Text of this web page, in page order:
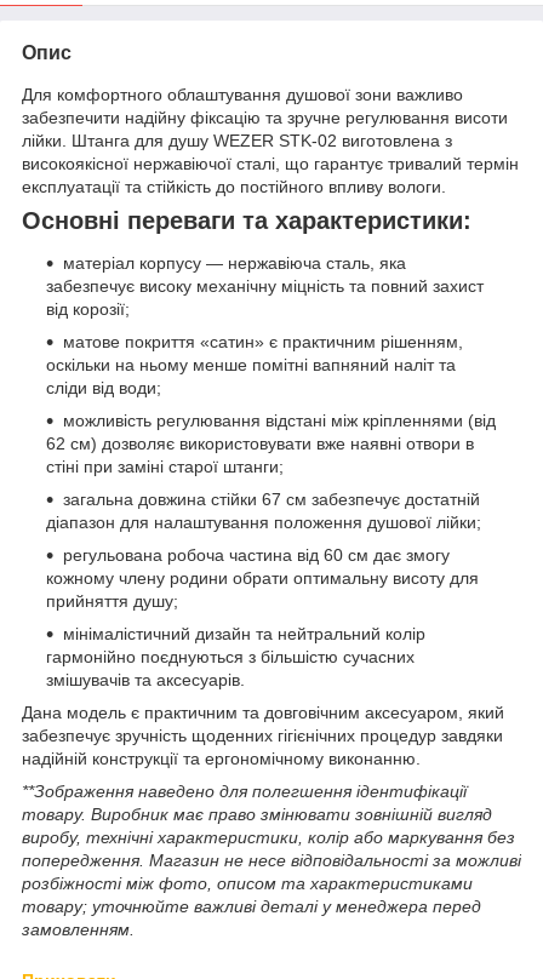
Опис
Для комфортного облаштування душової зони важливо
забезпечити надійну фіксацію та зручне регулювання висоти
лійки. Штанга для душу WEZER STK-02 виготовлена з
високоякісної нержавіючої сталі, що гарантує тривалий термін
експлуатації та стійкість до постійного впливу вологи.
Основні переваги та характеристики:
матеріал корпусу — нержавіюча сталь, яка
забезпечує високу механічну міцність та повний захист
від корозії;
матове покриття «сатин» є практичним рішенням,
оскільки на ньому менше помітні вапняний наліт та
сліди від води;
можливість регулювання відстані між кріпленнями (від
62 см) дозволяє використовувати вже наявні отвори в
стіні при заміні старої штанги;
загальна довжина стійки 67 см забезпечує достатній
діапазон для налаштування положення душової лійки;
регульована робоча частина від 60 см дає змогу
кожному члену родини обрати оптимальну висоту для
прийняття душу;
мінімалістичний дизайн та нейтральний колір
гармонійно поєднуються з більшістю сучасних
змішувачів та аксесуарів.
Дана модель є практичним та довговічним аксесуаром, який
забезпечує зручність щоденних гігієнічних процедур завдяки
надійній конструкції та ергономічному виконанню.
**Зображення наведено для полегшення ідентифікації
товару. Виробник має право змінювати зовнішній вигляд
виробу, технічні характеристики, колір або маркування без
попередження. Магазин не несе відповідальності за можливі
розбіжності між фото, описом та характеристиками
товару; уточнюйте важливі деталі у менеджера перед
замовленням.